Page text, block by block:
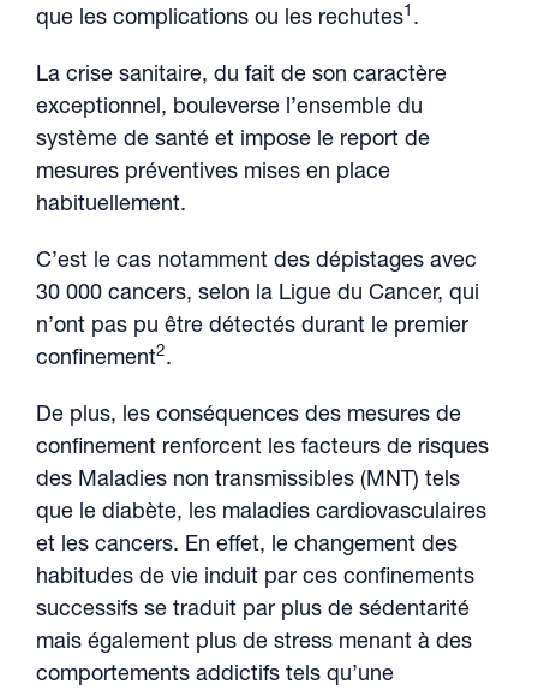
que les complications ou les rechutes1 .
La crise sanitaire, du fait de son caractère
exceptionnel, bouleverse l’ensemble du
système de santé et impose le report de
mesures préventives mises en place
habituellement.
C’est le cas notamment des dépistages avec
30 000 cancers, selon la Ligue du Cancer, qui
n’ont pas pu être détectés durant le premier
confinement2.
De plus, les conséquences des mesures de
confinement renforcent les facteurs de risques
des Maladies non transmissibles (MNT) tels
que le diabète, les maladies cardiovasculaires
et les cancers. En effet, le changement des
habitudes de vie induit par ces confinements
successifs se traduit par plus de sédentarité
mais également plus de stress menant à des
comportements addictifs tels qu’une